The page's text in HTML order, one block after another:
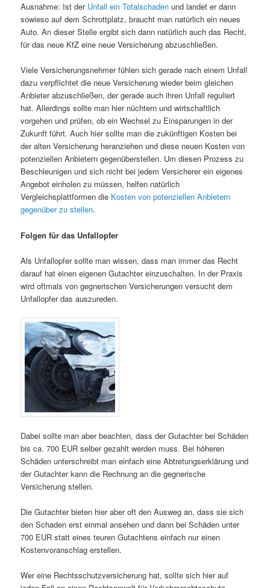
Ausnahme: Ist der Unfall ein Totalschaden und landet er dann
sowieso auf dem Schrottplatz, braucht man natürlich ein neues
Auto. An dieser Stelle ergibt sich dann natürlich auch das Recht,
für das neue KfZ eine neue Versicherung abzuschließen.
Viele Versicherungsnehmer fühlen sich gerade nach einem Unfall
dazu verpflichtet die neue Versicherung wieder beim gleichen
Anbieter abzuschließen, der gerade auch ihren Unfall reguliert
hat. Allerdings sollte man hier nüchtern und wirtschaftlich
vorgehen und prüfen, ob ein Wechsel zu Einsparungen in der
Zukunft führt. Auch hier sollte man die zukünftigen Kosten bei
der alten Versicherung heranziehen und diese neuen Kosten von
potenziellen Anbietern gegenüberstellen. Um diesen Prozess zu
Beschleunigen und sich nicht bei jedem Versicherer ein eigenes
Angebot einholen zu müssen, helfen natürlich
Vergleichsplattformen die Kosten von potenziellen Anbietern
gegenüber zu stellen.
Folgen für das Unfallopfer
Als Unfallopfer sollte man wissen, dass man immer das Recht
darauf hat einen eigenen Gutachter einzuschalten. In der Praxis
wird oftmals von gegnerischen Versicherungen versucht dem
Unfallopfer das auszureden.
Dabei sollte man aber beachten, dass der Gutachter bei Schäden
bis ca. 700 EUR selber gezahlt werden muss. Bei höheren
Schäden unterschreibt man einfach eine Abtretungserklärung und
der Gutachter kann die Rechnung an die gegnerische
Versicherung stellen.
Die Gutachter bieten hier aber oft den Ausweg an, dass sie sich
den Schaden erst einmal ansehen und dann bei Schäden unter
700 EUR statt eines teuren Gutachtens einfach nur einen
Kostenvoranschlag erstellen.
Wer eine Rechtsschutzversicherung hat, sollte sich hier auf